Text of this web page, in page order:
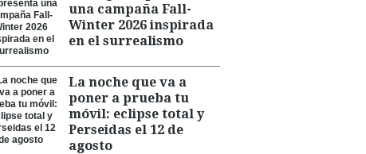
una campaña Fall-
Winter 2026 inspirada
en el surrealismo
La noche que va a
poner a prueba tu
móvil: eclipse total y
Perseidas el 12 de
agosto